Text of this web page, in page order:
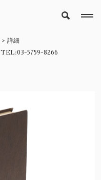
詳細
TEL:03-5759-8266